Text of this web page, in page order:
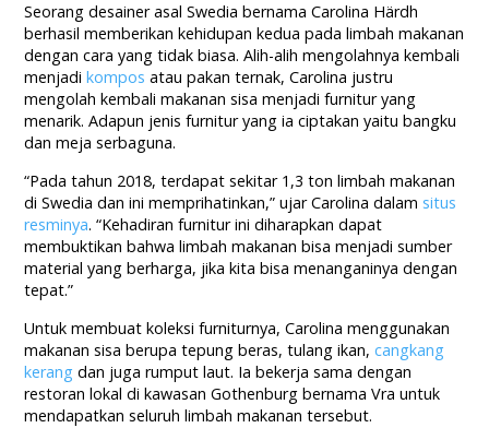
Seorang desainer asal Swedia bernama Carolina Härdh
berhasil memberikan kehidupan kedua pada limbah makanan
dengan cara yang tidak biasa. Alih-alih mengolahnya kembali
menjadikompos atau pakan ternak, Carolina justru
mengolah kembali makanan sisa menjadi furnitur yang
menarik. Adapun jenis furnitur yang ia ciptakan yaitu bangku
dan meja serbaguna.
“Pada tahun 2018, terdapat sekitar 1,3 ton limbah makanan
di Swedia dan ini memprihatinkan,” ujar Carolina dalam situs
resminya. “Kehadiran furnitur ini diharapkan dapat
membuktikan bahwa limbah makanan bisa menjadi sumber
material yang berharga, jika kita bisa menanganinya dengan
tepat.”
Untuk membuat koleksi furniturnya, Carolina menggunakan
makanan sisa berupa tepung beras, tulang ikan,cangkang
kerang dan juga rumput laut. Ia bekerja sama dengan
restoran lokal di kawasan Gothenburg bernama Vra untuk
mendapatkan seluruh limbah makanan tersebut.